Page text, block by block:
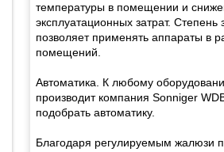
температуры в помещении и
эксплуатационных затрат.
позволяет применять аппараты в
помещений.
Автоматика. К любому
производит компания Sonniger
подобрать автоматику.
Благодаря регулируемым жалюзи